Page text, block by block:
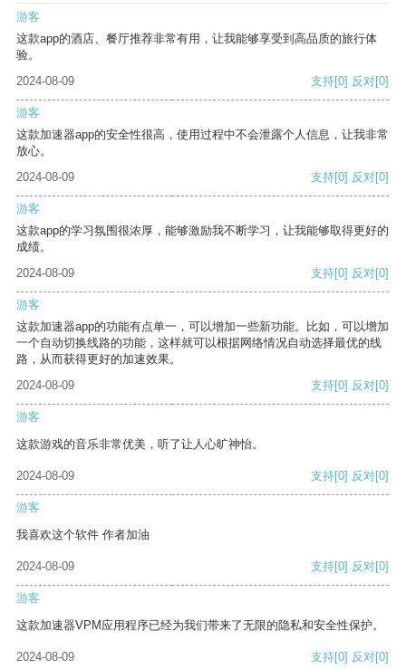
游客
这款app的酒店、餐厅推荐非常有用，让我能够享受到高品质的旅行体
验。
2024-08-09
支持[0] 反对[0]
游客
这款加速器app的安全性很高，使用过程中不会泄露个人信息，让我非常
放心。
2024-08-09
支持[0] 反对[0]
游客
这款app的学习氛围很浓厚，能够激励我不断学习，让我能够取得更好的
成绩。
2024-08-09
支持[0] 反对[0]
游客
这款加速器app的功能有点单一，可以增加一些新功能。比如，可以增加
一个自动切换线路的功能，这样就可以根据网络情况自动选择最优的线
路，从而获得更好的加速效果。
2024-08-09
支持[0] 反对[0]
游客
这款游戏的音乐非常优美，听了让人心旷神怡。
2024-08-09 支持[0] 反对[0]
游客
我喜欢这个软件 作者加油
2024-08-09 支持[0] 反对[0]
游客
这款加速器VPM应用程序已经为我们带来了无限的隐私和安全性保护。
2024-08-09 支持[0] 反对[0]